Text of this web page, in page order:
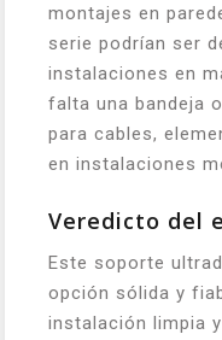
montajes en
serie podrían ser
instalaciones en
falta una bandeja
para cables,
en instalaciones
Veredicto del
Este soporte
opción sólida y
instalación limpia